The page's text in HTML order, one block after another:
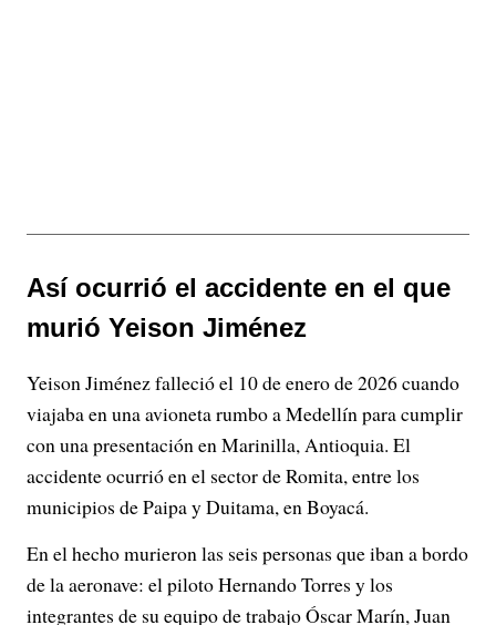
Así ocurrió el accidente en el que
murió Yeison Jiménez
Yeison Jiménez falleció el 10 de enero de 2026 cuando
viajaba en una avioneta rumbo a Medellín para cumplir
con una presentación en Marinilla, Antioquia. El
accidente ocurrió en el sector de Romita, entre los
municipios de Paipa y Duitama, en Boyacá.
En el hecho murieron las seis personas que iban a bordo
de la aeronave: el piloto Hernando Torres y los
integrantes de su equipo de trabajo Óscar Marín, Juan